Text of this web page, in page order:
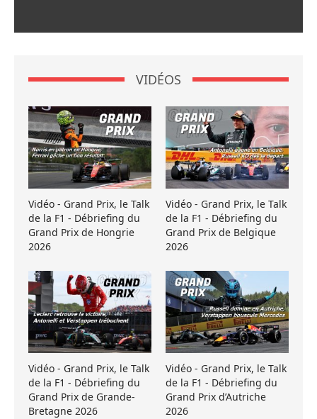
VIDÉOS
Vidéo - Grand Prix, le Talk
de la F1 - Débriefing du
Grand Prix de Hongrie
2026
Vidéo - Grand Prix, le Talk
de la F1 - Débriefing du
Grand Prix de Belgique
2026
Vidéo - Grand Prix, le Talk
de la F1 - Débriefing du
Grand Prix de Grande-
Bretagne 2026
Vidéo - Grand Prix, le Talk
de la F1 - Débriefing du
Grand Prix d’Autriche
2026